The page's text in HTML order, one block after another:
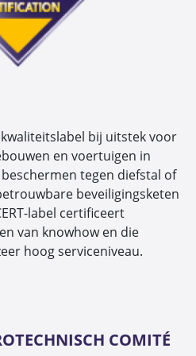
kwaliteitslabel bij uitstek voor
en voertuigen in
tegen diefstal of
beveiligingsketen
label certificeert
van knowhow en die
hoog serviceniveau.
COMITÉ